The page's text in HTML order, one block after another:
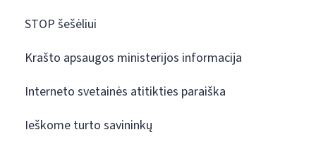
STOP šešėliui
Krašto apsaugos ministerijos informacija
Interneto svetainės atitikties paraiška
Ieškome turto savininkų